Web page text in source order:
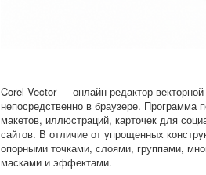
Corel Vector — онлайн-редактор
непосредственно в браузере. Программа
макетов, иллюстраций, карточек для
сайтов. В отличие от упрощенных
опорными точками, слоями, группами,
масками и эффектами.